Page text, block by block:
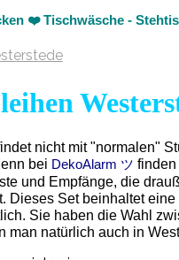
❤️ Tischwäsche -
nicht mit "normalen"
bei DekoAlarm ツ
und Empfänge, die
Set beinhaltet
Sie haben die Wahl
natürlich auch in